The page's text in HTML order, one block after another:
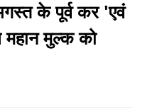
के पूर्व कर 'एवं
महान मुल्क को